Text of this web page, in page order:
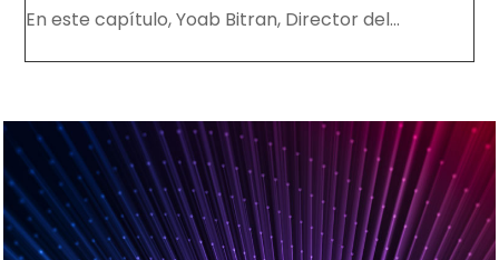
En este capítulo, Yoab Bitran, Director del...